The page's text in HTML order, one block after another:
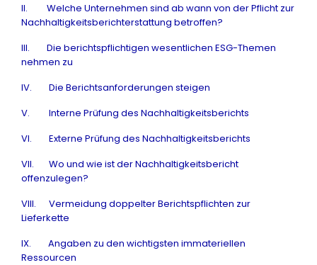
II. Welche Unternehmen sind ab wann von der Pflicht zur
Nachhaltigkeitsberichterstattung betroffen?
III. Die berichtspflichtigen wesentlichen ESG-Themen
nehmen zu
IV. Die Berichtsanforderungen steigen
V. Interne Prüfung des Nachhaltigkeitsberichts
VI. Externe Prüfung des Nachhaltigkeitsberichts
VII. Wo und wie ist der Nachhaltigkeitsbericht
offenzulegen?
VIII. Vermeidung doppelter Berichtspflichten zur
Lieferkette
IX. Angaben zu den wichtigsten immateriellen
Ressourcen